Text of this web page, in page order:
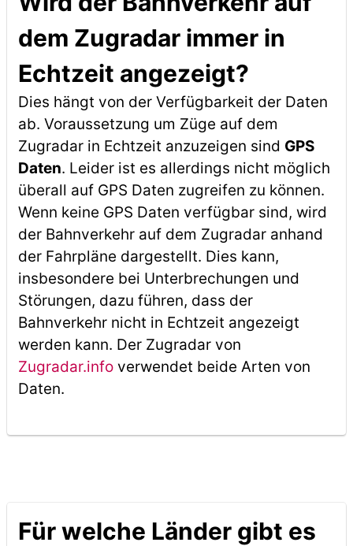
dem Zugradar immer in
Echtzeit angezeigt?
Dies hängt von der Verfügbarkeit der Daten
ab. Voraussetzung um Züge auf dem
Zugradar in Echtzeit anzuzeigen sind GPS
Daten. Leider ist es allerdings nicht möglich
überall auf GPS Daten zugreifen zu können.
Wenn keine GPS Daten verfügbar sind, wird
der Bahnverkehr auf dem Zugradar anhand
der Fahrpläne dargestellt. Dies kann,
insbesondere bei Unterbrechungen und
Störungen, dazu führen, dass der
Bahnverkehr nicht in Echtzeit angezeigt
werden kann. Der Zugradar von
Zugradar.infoverwendet beide Arten von
Daten.
Für welche Länder gibt es